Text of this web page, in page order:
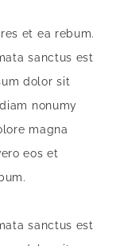
et ea rebum.
sanctus est
dolor sit
nonumy
magna
eos et
sanctus est